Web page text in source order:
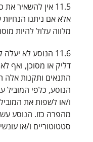
11.5 אין להשאיר
אלא אם ניתנו הנחיות
מלווה עלול להיות
11.6 הנוסע לא
דליק או מסוכן, ואף
התנאים ותקנות אלה
הנוסע, כלפי המוביל
ו/או לשפות את
מהפרה כזו. הנוסע
סטטוטוריים ו/או